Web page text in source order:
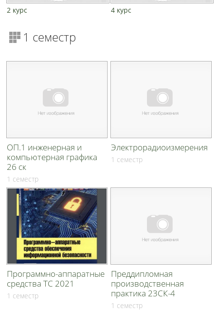
2 курс 4 курс
1 семестр
ОП.1 инженерная и
компьютерная графика
26 ск
1 семестр
Электрорадиоизмерения
1 семестр
Программно-аппаратные
средства ТС 2021
1 семестр
Преддипломная
производственная
практика 23СК-4
1 семестр